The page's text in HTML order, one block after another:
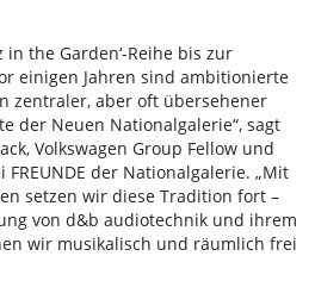
in the Garden‘-Reihe bis zur
einigen Jahren sind ambitionierte
zentraler, aber oft übersehener
der Neuen Nationalgalerie“, sagt
Volkswagen Group Fellow und
FREUNDE der Nationalgalerie. „Mit
setzen wir diese Tradition fort –
von d&b audiotechnik und ihrem
wir musikalisch und räumlich frei